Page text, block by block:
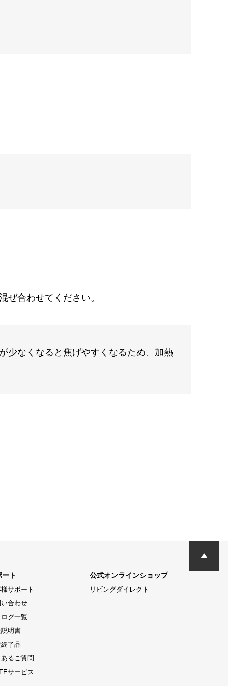
ぜ合わせてください。
少なくなると焦げやすくなるため、加熱
ート
サポート
合わせ
グ一覧
明書
了品
るご質問
サービス
公式オンラインショップ
リビングダイレクト